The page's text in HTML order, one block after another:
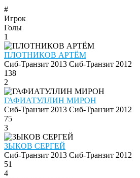
#
Игрок
Голы
1
ПЛОТНИКОВ АРТЁМ
Сиб-Транзит 2013 Сиб-Транзит 2012
138
2
ГАФИАТУЛЛИН МИРОН
Сиб-Транзит 2013 Сиб-Транзит 2012
75
3
ЗЫКОВ СЕРГЕЙ
Сиб-Транзит 2013 Сиб-Транзит 2012
51
4